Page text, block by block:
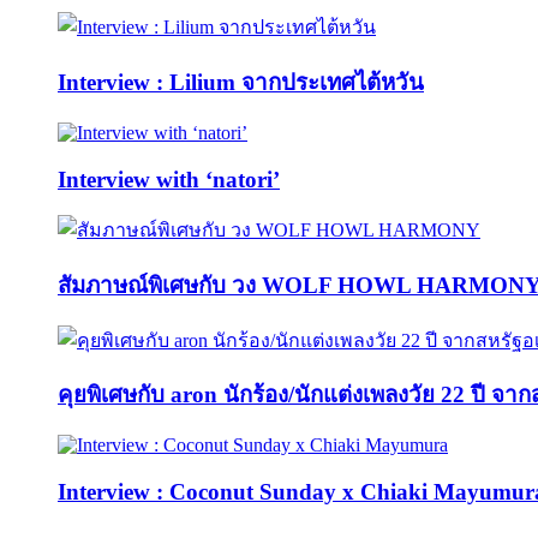
Interview : Lilium จากประเทศไต้หวัน
Interview with ‘natori’
สัมภาษณ์พิเศษกับ วง WOLF HOWL
คุยพิเศษกับ aron นักร้อง/นักแต่งเพลงวัย 22 ปี จาก
Interview : Coconut Sunday x Chiaki